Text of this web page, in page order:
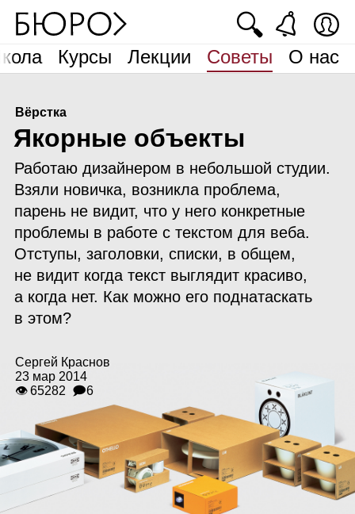
Курсы Лекции Советы О нас
🔍
Вёрстка
Якорные объекты
Работаю дизайнером в небольшой студии.
Взяли новичка, возникла проблема,
парень не видит, что у него конкретные
проблемы в работе с текстом для веба.
Отступы, заголовки, списки, в общем,
не видит когда текст выглядит красиво,
а когда нет. Как можно его поднатаскать
в этом?
Сергей Краснов
23 мар 2014
👁 65282 🗩6